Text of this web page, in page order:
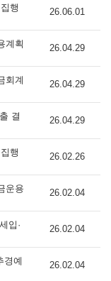
행
26.06.01
계획
26.04.29
회계
26.04.29
결
26.04.29
행
26.02.26
운용
26.02.04
입·
26.02.04
경예
26.02.04